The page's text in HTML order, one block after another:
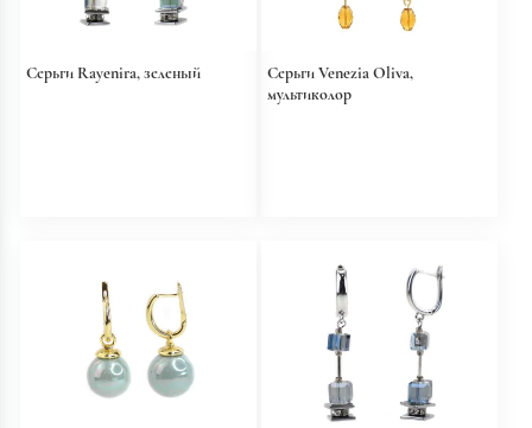
Серьги Rayenira, зеленый
Серьги Venezia Oliva,
мультиколор